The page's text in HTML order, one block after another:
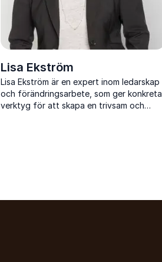
Lisa Ekström
Lisa Ekström är en expert inom ledarskap
och förändringsarbete, som ger konkreta
verktyg för att skapa en trivsam och